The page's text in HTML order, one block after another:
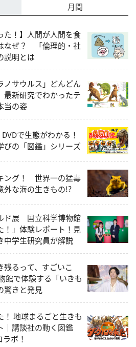
月間
た！】人間が人間を食
なぜ？ 「倫理的・社
説明とは
ノサウルス」どんどん
新研究でわかったテ
当の姿
DVDで生態がわかる！
びの「図鑑」シリーズ
ング！ 世界一の猛毒
外な海の生きもの!?
ド展 国立科学博物館
」体験レポート！見
中学生研究員が解説
るって、すごいこ
館で体験する「いきも
驚きと発見
！ 地球まるごと生きも
｜講談社の動く図鑑
ボ！